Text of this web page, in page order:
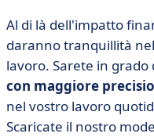
Al di là dell'impatto
daranno tranquillità
lavoro. Sarete in grado
con maggiore
nel vostro lavoro
Scaricate il nostro